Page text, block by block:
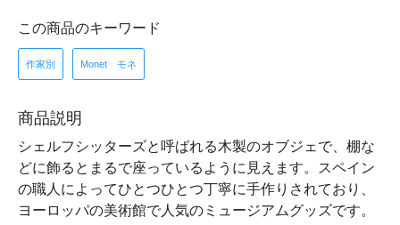
この商品のキーワード
作家別 Monet モネ
商品説明
シェルフシッターズと呼ばれる木製のオブジェで、棚な
どに飾るとまるで座っているように見えます。スペイン
の職人によってひとつひとつ丁寧に手作りされており、
ヨーロッパの美術館で人気のミュージアムグッズです。